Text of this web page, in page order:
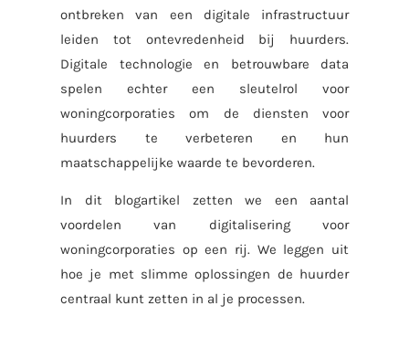
ontbreken van een digitale infrastructuur
leiden tot ontevredenheid bij huurders.
Digitale technologie en betrouwbare data
spelen echter een sleutelrol voor
woningcorporaties om de diensten voor
huurders te verbeteren en hun
maatschappelijke waarde te bevorderen.
In dit blogartikel zetten we een aantal
voordelen van digitalisering voor
woningcorporaties op een rij. We leggen uit
hoe je met slimme oplossingen de huurder
centraal kunt zetten in al je processen.